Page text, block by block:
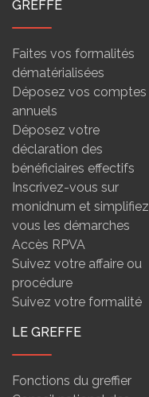
GREFFE
Faites vos formalités
dématérialisées
Déposez vos comptes
annuels
Déposez votre
déclaration des
bénéficiaires effectifs
Inscrivez-vous sur
monidnum et simplifiez
vous les démarches
Accès RPVA
Suivez votre affaire ou
procédure
Suivez votre formalité
LE GREFFE
Fonctions du greffier